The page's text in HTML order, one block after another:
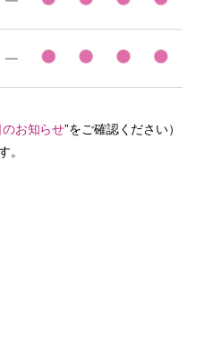
お知らせ”をご確認ください）
。